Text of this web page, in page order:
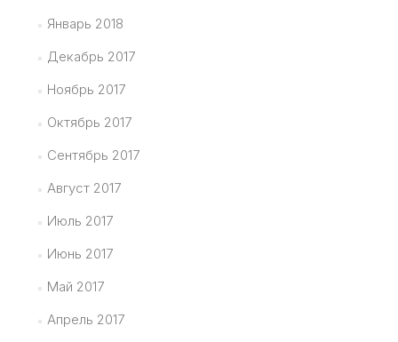
Январь 2018
Декабрь 2017
Ноябрь 2017
Октябрь 2017
Сентябрь 2017
Август 2017
Июль 2017
Июнь 2017
Май 2017
Апрель 2017